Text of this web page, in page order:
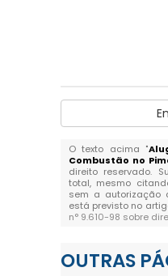
O texto acima "
Combustão no
direito reservado.
total, mesmo
sem a autorização
está previsto no
n° 9.610-98 sobre
OUTRAS